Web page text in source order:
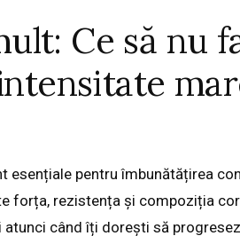
Ce să nu
esențiale pentru îmbunătățirea
forța, rezistența și compoziția
când îți dorești să